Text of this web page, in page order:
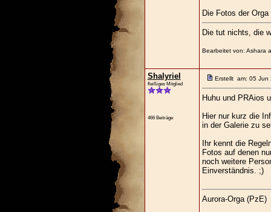
Die Fotos der
Die tut nichts, die
Bearbeitet von: Ashara
Shalyriel
fleißiges Mitglied
466 Beiträge
Erstellt am: 05
Huhu und PRAios
Hier nur kurz die
in der Galerie zu
Ihr kennt die
Fotos auf denen
noch weitere
Einverständnis. ;)
Aurora-Orga (PzE)